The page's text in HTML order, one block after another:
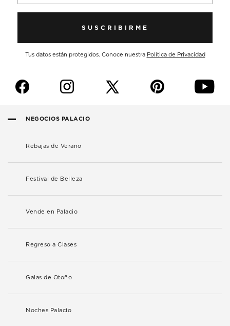
SUSCRIBIRME
Tus datos están protegidos. Conoce nuestra Política de Privacidad
f i p y
NEGOCIOS PALACIO
Rebajas de Verano
Festival de Belleza
Vende en Palacio
Regreso a Clases
Galas de Otoño
Noches Palacio